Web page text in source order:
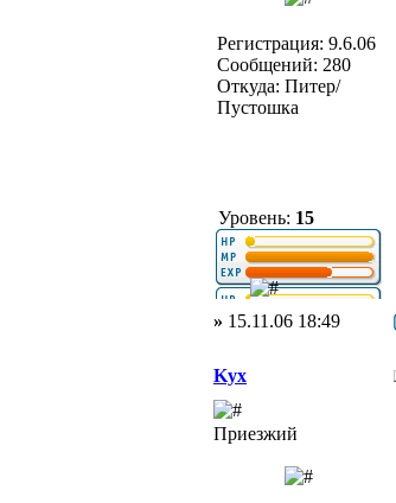
Регистрация: 9.6.06
Сообщений: 280
Откуда: Питер/
Пустошка
Уровень: 15
» 15.11.06 18:49
Kyx
Приезжий